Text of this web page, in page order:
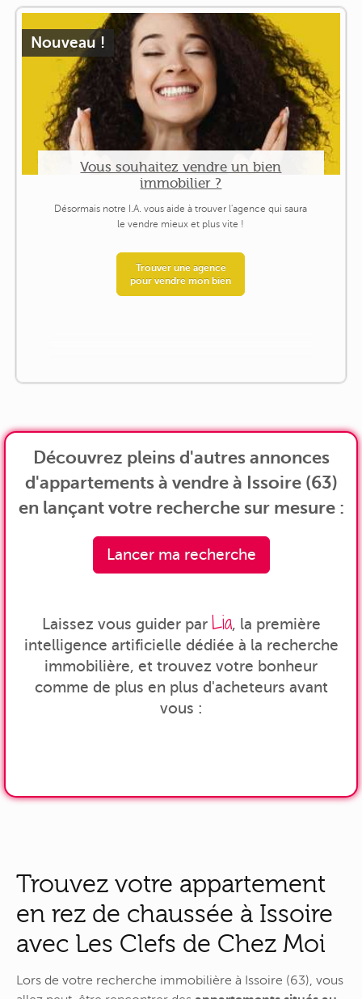
Nouveau !
Vous souhaitez vendre un bien
immobilier ?
Désormais notre I.A. vous aide à trouver l'agence qui saura
le vendre mieux et plus vite !
Trouver une agence
pour vendre mon bien
Découvrez pleins d'autres annonces
d'appartements à vendre à Issoire (63)
en lançant votre recherche sur mesure :
Lancer ma recherche
Laissez vous guider par Lia, la première
intelligence artificielle dédiée à la recherche
immobilière, et trouvez votre bonheur
comme de plus en plus d'acheteurs avant
vous :
Trouvez votre appartement
en rez de chaussée à Issoire
avec Les Clefs de Chez Moi
Lors de votre recherche immobilière à Issoire (63), vous